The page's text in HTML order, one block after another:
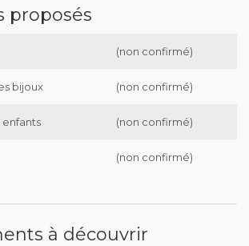
proposés
(non confirmé)
bijoux (non confirmé)
enfants (non confirmé)
(non confirmé)
à découvrir